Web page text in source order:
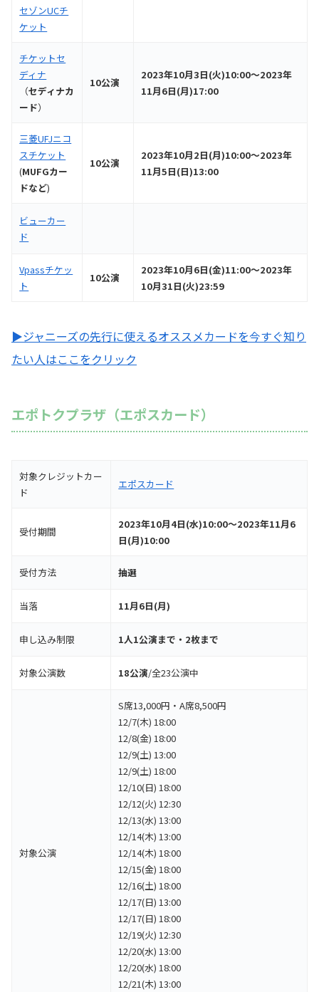
セゾンUCチ
ケット
チケットセ
ディナ
（セディナカ
ード）
10公演
2023年10月3日(火)10:00～2023年
11月6日(月)17:00
三菱UFJニコ
スチケット
(MUFGカー
ドなど)
10公演
2023年10月2日(月)10:00～2023年
11月5日(日)13:00
ビューカー
ド
Vpassチケッ
ト
10公演
2023年10月6日(金)11:00～2023年
10月31日(火)23:59
▶ジャニーズの先行に使えるオススメカードを今すぐ知り
たい人はここをクリック
エポトクプラザ（エポスカード）
対象クレジットカー
ド
エポスカード
受付期間
2023年10月4日(水)10:00～2023年11月6
日(月)10:00
受付方法 抽選
当落 11月6日(月)
申し込み制限 1人1公演まで・2枚まで
対象公演数 18公演/全23公演中
対象公演
S席13,000円・A席8,500円
12/7(木) 18:00
12/8(金) 18:00
12/9(土) 13:00
12/9(土) 18:00
12/10(日) 18:00
12/12(火) 12:30
12/13(水) 13:00
12/14(木) 13:00
12/14(木) 18:00
12/15(金) 18:00
12/16(土) 18:00
12/17(日) 13:00
12/17(日) 18:00
12/19(火) 12:30
12/20(水) 13:00
12/20(水) 18:00
12/21(木) 13:00